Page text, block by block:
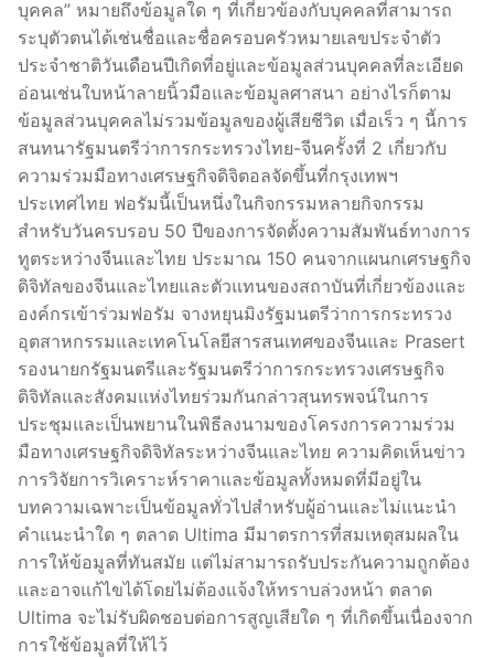
บุคคล” หมายถึงข้อมูลใด ๆ ที่เกี่ยวข้องกับบุคคลที่สามารถ
ระบุตัวตนได้เช่นชื่อและชื่อครอบครัวหมายเลขประจำตัว
ประจำชาติวันเดือนปีเกิดที่อยู่และข้อมูลส่วนบุคคลที่ละเอียด
อ่อนเช่นใบหน้าลายนิ้วมือและข้อมูลศาสนา อย่างไรก็ตาม
ข้อมูลส่วนบุคคลไม่รวมข้อมูลของผู้เสียชีวิต เมื่อเร็ว ๆ นี้การ
สนทนารัฐมนตรีว่าการกระทรวงไทย-จีนครั้งที่ 2 เกี่ยวกับ
ความร่วมมือทางเศรษฐกิจดิจิตอลจัดขึ้นที่กรุงเทพฯ
ประเทศไทย ฟอรัมนี้เป็นหนึ่งในกิจกรรมหลายกิจกรรม
สำหรับวันครบรอบ 50 ปีของการจัดตั้งความสัมพันธ์ทางการ
ทูตระหว่างจีนและไทย ประมาณ 150 คนจากแผนกเศรษฐกิจ
ดิจิทัลของจีนและไทยและตัวแทนของสถาบันที่เกี่ยวข้องและ
องค์กรเข้าร่วมฟอรัม จางหยุนมิงรัฐมนตรีว่าการกระทรวง
อุตสาหกรรมและเทคโนโลยีสารสนเทศของจีนและ Prasert
รองนายกรัฐมนตรีและรัฐมนตรีว่าการกระทรวงเศรษฐกิจ
ดิจิทัลและสังคมแห่งไทยร่วมกันกล่าวสุนทรพจน์ในการ
ประชุมและเป็นพยานในพิธีลงนามของโครงการความร่วม
มือทางเศรษฐกิจดิจิทัลระหว่างจีนและไทย ความคิดเห็นข่าว
การวิจัยการวิเคราะห์ราคาและข้อมูลทั้งหมดที่มีอยู่ใน
บทความเฉพาะเป็นข้อมูลทั่วไปสำหรับผู้อ่านและไม่แนะนำ
คำแนะนำใด ๆ ตลาด Ultima มีมาตรการที่สมเหตุสมผลใน
การให้ข้อมูลที่ทันสมัย ​​แต่ไม่สามารถรับประกันความถูกต้อง
และอาจแก้ไขได้โดยไม่ต้องแจ้งให้ทราบล่วงหน้า ตลาด
Ultima จะไม่รับผิดชอบต่อการสูญเสียใด ๆ ที่เกิดขึ้นเนื่องจาก
การใช้ข้อมูลที่ให้ไว้